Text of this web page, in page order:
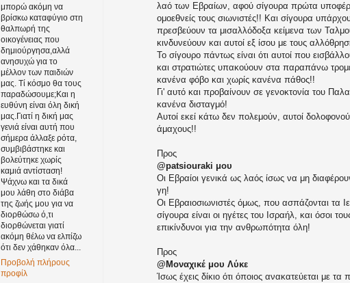
λαό των Εβραίων, αφού σίγουρα πρώτα
ομοεθνείς τους σιωνιστές!! Και σίγουρα
πρεσβεύουν τα μισαλλόδοξα κείμενα των
κινδυνεύουν και αυτοί εξ ίσου με τους
Το σίγουρο πάντως είναι ότι αυτοί που
και στρατιώτες υπακούουν στα παραπάνω
κανένα φόβο και χωρίς κανένα πάθος!!
Γι' αυτό και προβαίνουν σε γενοκτονία του
κανένα δισταγμό!
Αυτοί εκεί κάτω δεν πολεμούν, αυτοί
άμαχους!!
Προς
@patsiouraki μου
Οι Εβραίοι γενικά ως λαός ίσως να μη
γη!
Οι Εβραιοσιωνιστές όμως, που ασπάζονται τα
σίγουρα είναι οι ηγέτες του Ισραήλ, και όσοι
επικίνδυνοι για την ανθρωπότητα όλη!
Προς
@Μοναχικέ μου Λύκε
Ίσως έχεις δίκιο ότι όποιος ανακατεύεται με τα
μπορώ ακόμη να
βρίσκω καταφύγιο στη
θαλπωρή της
οικογένειας που
δημιούργησα,αλλά
ανησυχώ για το
μέλλον των παιδιών
μας. Τί κόσμο θα τους
παραδώσουμε;Και η
ευθύνη είναι όλη δική
μας.Γιατί η δική μας
γενιά είναι αυτή που
σήμερα άλλαξε ρότα,
συμβιβάστηκε και
βολεύτηκε χωρίς
καμιά αντίσταση!
Ψάχνω και τα δικά
μου λάθη στο διάβα
της ζωής μου για να
διορθώσω ό,τι
διορθώνεται γιατί
ακόμη θέλω να ελπίζω
ότι δεν χάθηκαν όλα...
Προβολή πλήρους
προφίλ